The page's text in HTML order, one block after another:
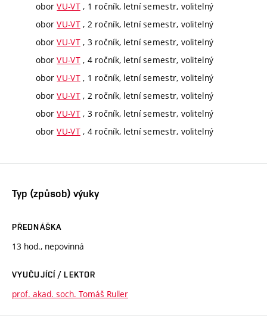
oborVU-VT, 1 ročník, letní semestr, volitelný
oborVU-VT, 2 ročník, letní semestr, volitelný
oborVU-VT, 3 ročník, letní semestr, volitelný
oborVU-VT, 4 ročník, letní semestr, volitelný
oborVU-VT, 1 ročník, letní semestr, volitelný
oborVU-VT, 2 ročník, letní semestr, volitelný
oborVU-VT, 3 ročník, letní semestr, volitelný
oborVU-VT, 4 ročník, letní semestr, volitelný
Typ (způsob) výuky
PŘEDNÁŠKA
13 hod., nepovinná
VYUČUJÍCÍ / LEKTOR
prof. akad. soch. Tomáš Ruller